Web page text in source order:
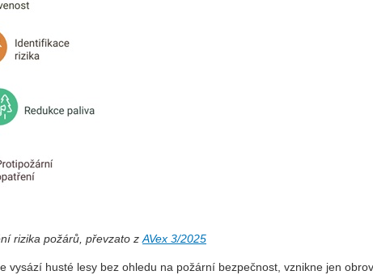
rizika požárů, převzato zAVex 3/2025
vysází husté lesy bez ohledu na požární bezpečnost, vznikne jen